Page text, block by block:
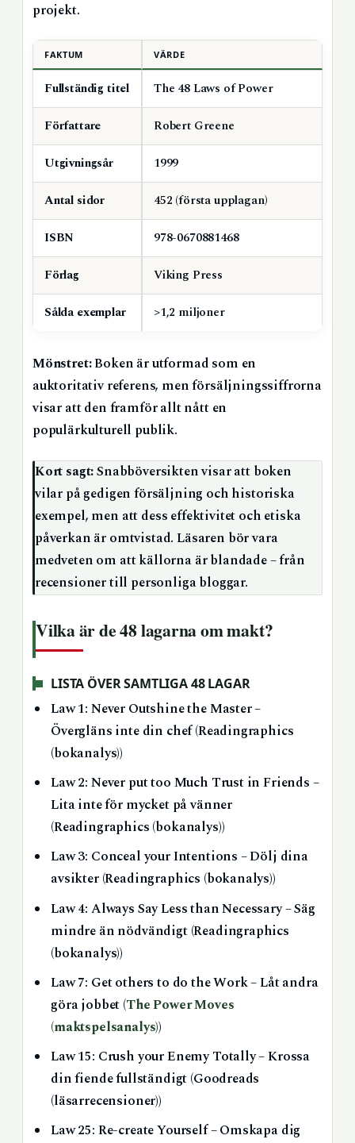
projekt.
FAKTUM VÄRDE
Fullständig titel The 48 Laws of Power
Författare Robert Greene
Utgivningsår 1999
Antal sidor 452 (första upplagan)
ISBN 978-0670881468
Förlag Viking Press
Sålda exemplar >1,2 miljoner
Mönstret:Boken är utformad som en
auktoritativ referens, men försäljningssiffrorna
visar att den framför allt nått en
populärkulturell publik.
Kort sagt:Snabböversikten visar att boken
vilar på gedigen försäljning och historiska
exempel, men att dess effektivitet och etiska
påverkan är omtvistad. Läsaren bör vara
medveten om att källorna är blandade – från
recensioner till personliga bloggar.
Vilka är de 48 lagarna om makt?
LISTA ÖVER SAMTLIGA 48 LAGAR
Law 1: Never Outshine the Master –
Övergläns inte din chef (Readingraphics
(bokanalys))
Law 2: Never put too Much Trust in Friends –
Lita inte för mycket på vänner
(Readingraphics (bokanalys))
Law 3: Conceal your Intentions – Dölj dina
avsikter (Readingraphics (bokanalys))
Law 4: Always Say Less than Necessary – Säg
mindre än nödvändigt (Readingraphics
(bokanalys))
Law 7: Get others to do the Work – Låt andra
göra jobbet (The Power Moves
(maktspelsanalys))
Law 15: Crush your Enemy Totally – Krossa
din fiende fullständigt (Goodreads
(läsarrecensioner))
Law 25: Re-create Yourself – Omskapa dig